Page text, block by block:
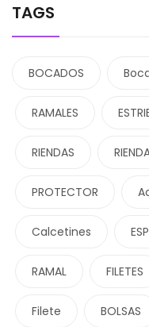
TAGS
BOCADOS
RAMALES
RIENDAS
PROTECTOR
Calcetines
RAMAL FILETES
Filete BOLSAS